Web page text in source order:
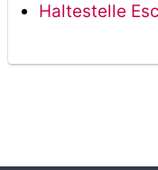
Haltestelle